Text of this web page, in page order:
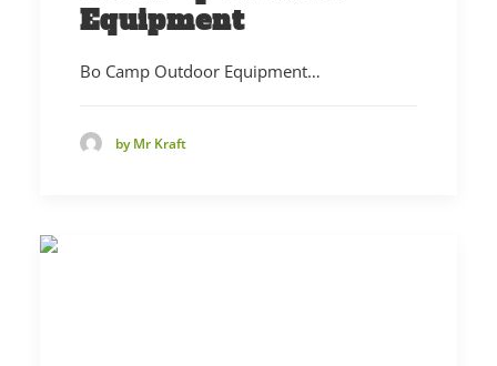
Equipment
Bo Camp Outdoor Equipment…
by Mr Kraft